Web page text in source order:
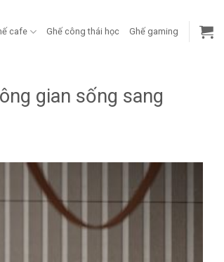
cafe Ghế công thái học Ghế gaming
gian sống sang